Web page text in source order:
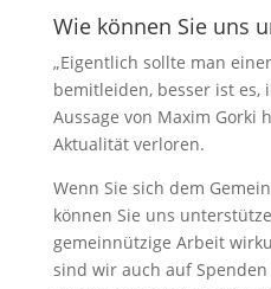
Wie können Sie uns
„Eigentlich sollte man
bemitleiden, besser ist es,
Aussage von Maxim Gorki
Aktualität verloren.
Wenn Sie sich dem
können Sie uns
gemeinnützige Arbeit
sind wir auch auf